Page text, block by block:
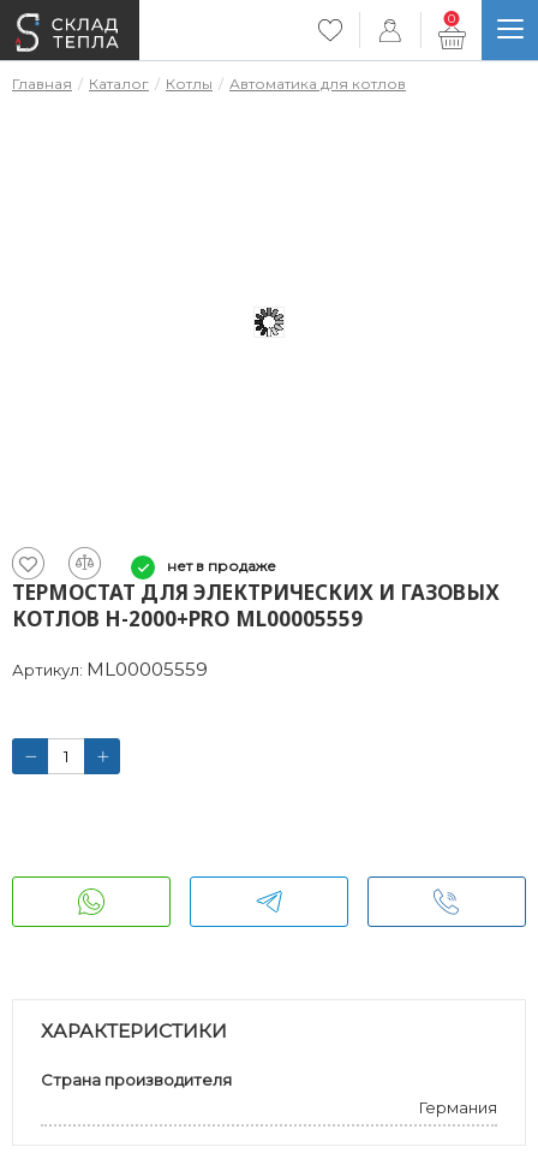
0
Главная Каталог Котлы Автоматика для котлов
нет в продаже
ТЕРМОСТАТ ДЛЯ ЭЛЕКТРИЧЕСКИХ И ГАЗОВЫХ
КОТЛОВ H-2000+PRO ML00005559
Артикул: ML00005559
ХАРАКТЕРИСТИКИ
Страна производителя
Германия